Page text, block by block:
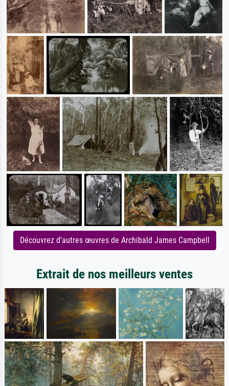
Découvrez d'autres œuvres de Archibald James Campbell
Extrait de nos meilleurs ventes